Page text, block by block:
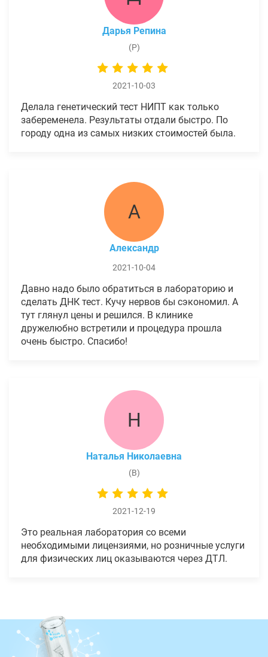
Дарья Репина
(Р)
2021-10-03
Делала генетический тест НИПТ как только
забеременела. Результаты отдали быстро. По
городу одна из самых низких стоимостей была.
А
Александр
2021-10-04
Давно надо было обратиться в лабораторию и
сделать ДНК тест. Кучу нервов бы сэкономил. А
тут глянул цены и решился. В клинике
дружелюбно встретили и процедура прошла
очень быстро. Спасибо!
Н
Наталья Николаевна
(В)
2021-12-19
Это реальная лаборатория со всеми
необходимыми лицензиями, но розничные услуги
для физических лиц оказываются через ДТЛ.